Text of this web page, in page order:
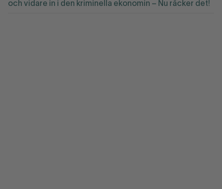
och vidare in i den kriminella ekonomin – Nu räcker det!